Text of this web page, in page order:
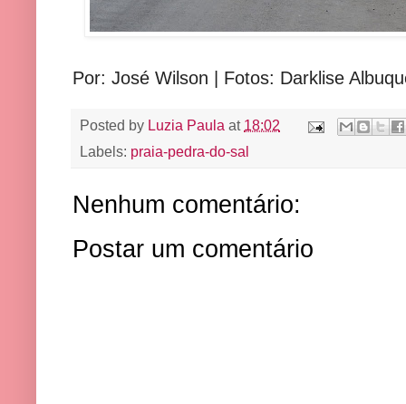
Por: José Wilson | Fotos: Darklise
Posted by Luzia Paula at 18:02
Labels: praia-pedra-do-sal
Nenhum comentário:
Postar um comentário